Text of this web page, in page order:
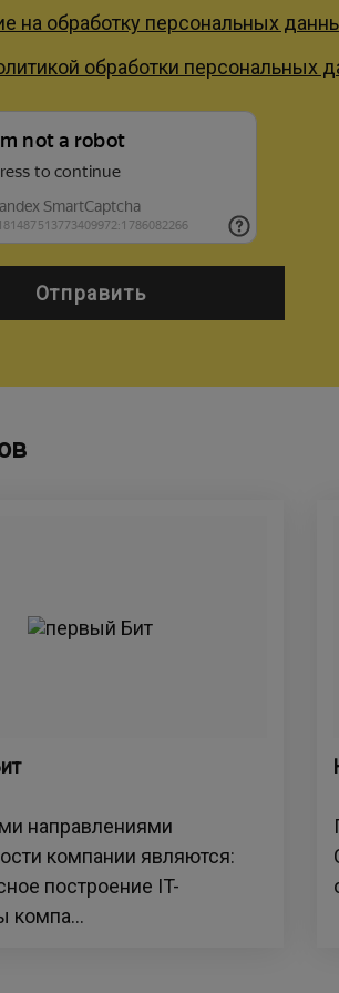
на обработку персональных
обработки персональных
Отправить
направлениями
компании являются:
построение IT-
компа...